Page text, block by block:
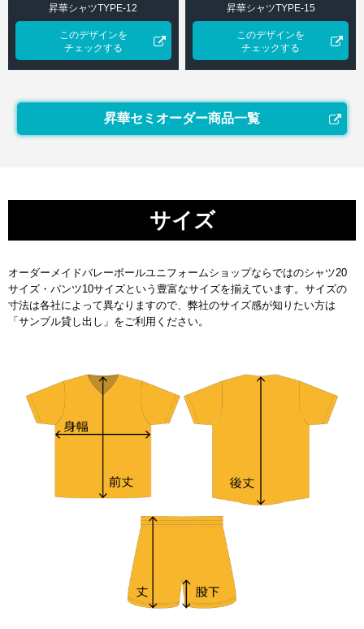
昇華シャツTYPE-12
このデザインを
チェックする
昇華シャツTYPE-15
このデザインを
チェックする
昇華セミオーダー商品一覧
サイズ
オーダーメイドバレーボールユニフォームショップならではのシャツ20
サイズ・パンツ10サイズという豊富なサイズを揃えています。サイズの
寸法は各社によって異なりますので、弊社のサイズ感が知りたい方は
「サンプル貸し出し」をご利用ください。